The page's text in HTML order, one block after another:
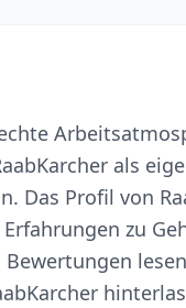
als
Das Profil von
zu